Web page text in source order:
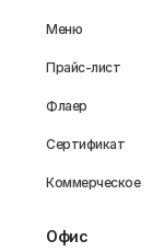
Меню
Прайс-лист
Флаер
Сертификат
Коммерческое
Офис